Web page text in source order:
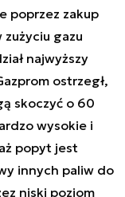
poprzez zakup
zużyciu gazu
najwyższy
ostrzegł,
skoczyć o 60
wysokie i
popyt jest
innych paliw do
niski poziom